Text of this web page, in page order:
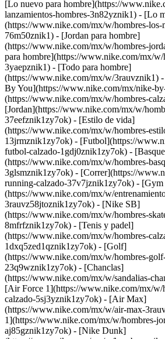
[Lo nuevo para hombre](https://
lanzamientos-hombres-3n82yznik1) - [Lo
(https://www.nike.com/mx/w/hombres-los-
76m50znik1) - [Jordan para hombre]
(https://www.nike.com/mx/w/hombres-
para hombre](https://www.nike.com/mx/w/
3yaepznik1) - [Todo para hombre]
(https://www.nike.com/mx/w/3rauvznik1)
By You](https://www.nike.com/mx/nike-
(https://www.nike.com/mx/w/hombres-
[Jordan](https://www.nike.com/mx/w/
37eefznik1zy7ok) - [Estilo de vida]
(https://www.nike.com/mx/w/hombres-
13jrmznik1zy7ok) - [Futbol](https://
futbol-calzado-1gdj0znik1zy7ok) -
(https://www.nike.com/mx/w/hombres-
3glsmznik1zy7ok) - [Correr](https://
running-calzado-37v7jznik1zy7ok) - [Gym
(https://www.nike.com/mx/w/
3rauvz58jtoznik1zy7ok) - [Nike SB]
(https://www.nike.com/mx/w/hombres-
8mfrfznik1zy7ok) - [Tenis y padel]
(https://www.nike.com/mx/w/hombres-
1dxq5zed1qznik1zy7ok) - [Golf]
(https://www.nike.com/mx/w/hombres-
23q9wznik1zy7ok) - [Chanclas]
(https://www.nike.com/mx/w/sandalias-
[Air Force 1](https://www.nike.com/mx/w/
calzado-5sj3yznik1zy7ok) - [Air Max]
(https://www.nike.com/mx/w/air-max-
1](https://www.nike.com/mx/w/hombres-
aj85gznik1zy7ok) - [Nike Dunk]